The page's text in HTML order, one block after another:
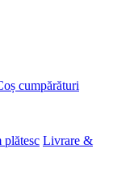
cumpărături
plătesc Livrare &